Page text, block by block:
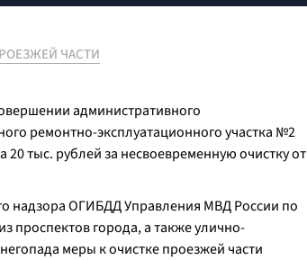
ЧАСТИ
административного
ремонтно-эксплуатационного участка №2
тыс. рублей за несвоевременную очистку от
надзора ОГИБДД Управления МВД России по
проспектов города, а также улично-
меры к очистке проезжей части